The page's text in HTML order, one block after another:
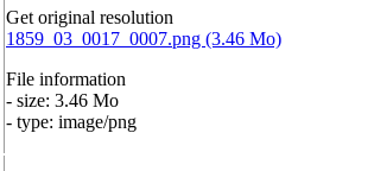
Get original resolution
1859_03_0017_0007.png (3.46 Mo)
File information
- size: 3.46 Mo
- type: image/png